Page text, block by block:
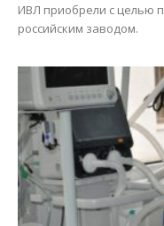
ИВЛ приобрели с целью
российским заводом.